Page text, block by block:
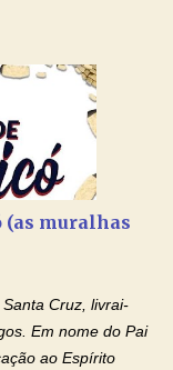
(as muralhas
Cruz, livrai-
Em nome do Pai
ao Espírito